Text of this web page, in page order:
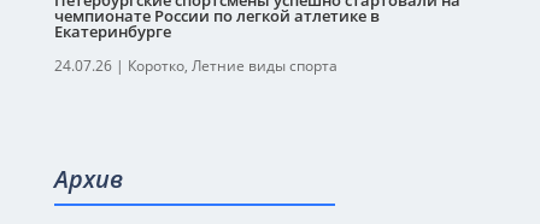
чемпионате России по легкой атлетике в
Екатеринбурге
24.07.26| Коротко, Летние виды спорта
Архив